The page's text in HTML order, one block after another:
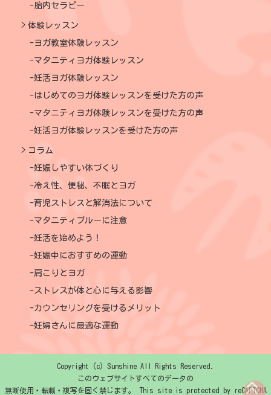
胎内セラピー
体験レッスン
ヨガ教室体験レッスン
マタニティヨガ体験レッスン
妊活ヨガ体験レッスン
はじめてのヨガ体験レッスンを受けた方の声
マタニティヨガ体験レッスンを受けた方の声
妊活ヨガ体験レッスンを受けた方の声
コラム
妊娠しやすい体づくり
冷え性、便秘、不眠とヨガ
育児ストレスと解消法について
マタニティブルーに注意
妊活を始めよう！
妊娠中におすすめの運動
肩こりとヨガ
ストレスが体と心に与える影響
カウンセリングを受けるメリット
妊婦さんに最適な運動
Copyright (c) Sunshine All Rights Reserved.
このウェブサイトすべてのデータの
無断使用・転載・複写を固く禁じます。 This site is protected by reCAPTCHA